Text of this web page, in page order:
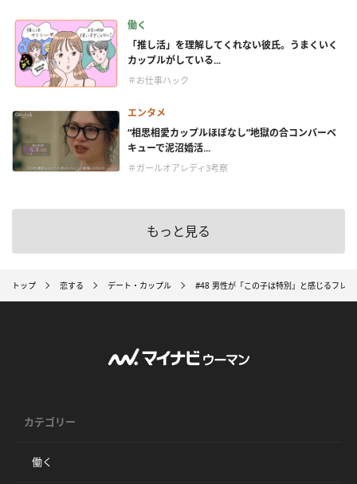
働く
「推し活」を理解してくれない彼氏。うまくいく
カップルがしている...
＃お仕事ハック
エンタメ
“相思相愛カップルほぼなし”地獄の合コンバーベ
キューで泥沼婚活...
＃ガールオアレディ3考察
もっと見る
トップ 恋する デート・カップル #48 男性が「この子は特別」と感じるフレ
カテゴリー
働く